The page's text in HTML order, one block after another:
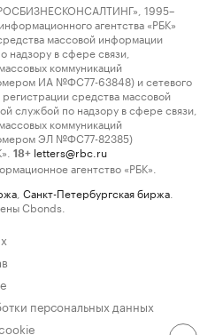
1995–
агентства «РБК»
массовой информации
надзору в сфере связи,
коммуникаций
ИА №ФС77-63848) и сетевого
средства массовой
службой по надзору в сфере связи,
коммуникаций
ЭЛ №ФС77-82385)
18+ letters@rbc.ru
агентство «РБК».
Санкт-Петербургская биржа
Cbonds.
персональных данных